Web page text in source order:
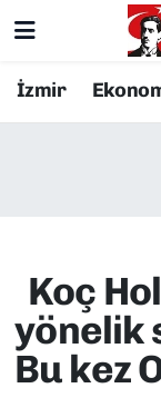
İzmir
Koç
yönelik
Bu kez
Resmi
EKONOMİ
KÜLTÜR
Konak
Süper Lig
Tüm
Son